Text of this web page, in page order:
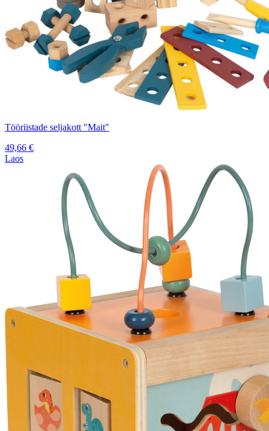
Tööriistade seljakott "Mait"
49,66 €
Laos